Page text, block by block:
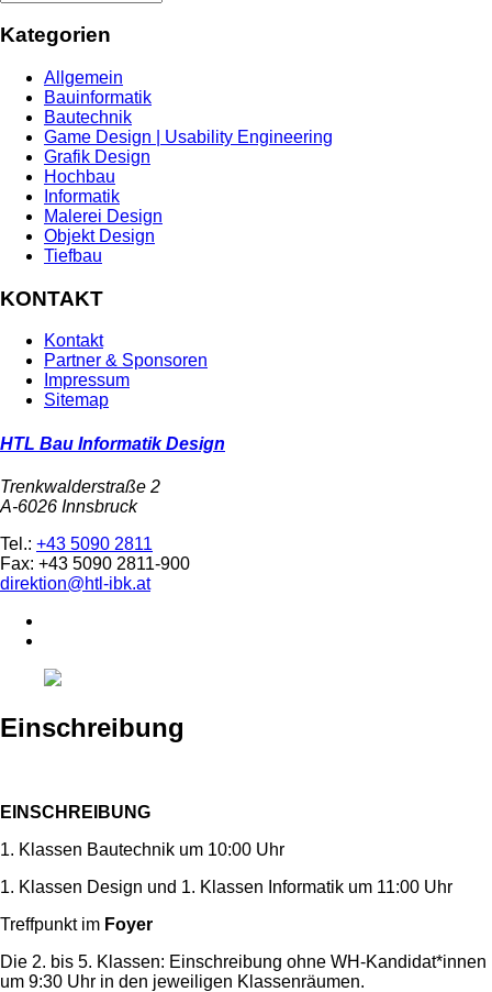
Kategorien
Allgemein
Bauinformatik
Bautechnik
Game Design | Usability Engineering
Grafik Design
Hochbau
Informatik
Malerei Design
Objekt Design
Tiefbau
KONTAKT
Kontakt
Partner & Sponsoren
Impressum
Sitemap
HTL Bau Informatik Design
Trenkwalderstraße 2
A-6026 Innsbruck
Tel.: +43 5090 2811
Fax: +43 5090 2811-900
direktion@htl-ibk.at
Einschreibung
EINSCHREIBUNG
1. Klassen Bautechnik um 10:00 Uhr
1. Klassen Design und 1. Klassen Informatik um 11:00 Uhr
Treffpunkt im Foyer
Die 2. bis 5. Klassen: Einschreibung ohne WH-Kandidat*innen
um 9:30 Uhr in den jeweiligen Klassenräumen.